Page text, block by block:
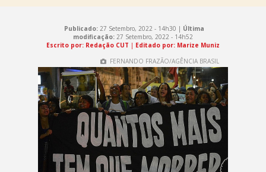
Publicado:27 Setembro, 2022 - 14h30 | Última
modificação: 27 Setembro, 2022 - 14h52
Escrito por: Redação CUT | Editado por: Marize Muniz
FERNANDO FRAZÃO/AGÊNCIA BRASIL